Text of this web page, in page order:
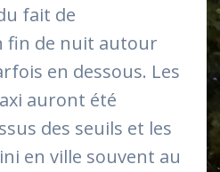
fait de
fin de nuit autour
en dessous. Les
auront été
des seuils et les
en ville souvent au